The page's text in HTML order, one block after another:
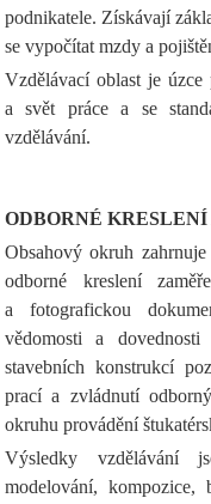
podnikatele. Získávají
se vypočítat mzdy a
Vzdělávací oblast je úzce
a svět práce a se
vzdělávání.
ODBORNÉ
Obsahový okruh
odborné kreslení
a fotografickou
vědomosti a
stavebních konstrukcí
prací a zvládnutí
okruhu provádění
Výsledky vzdělávání
modelování, kompozice,